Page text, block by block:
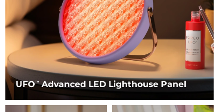
UFOTMAdvanced LED Lighthouse Panel